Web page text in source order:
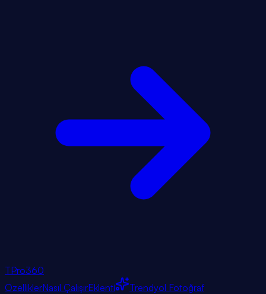
TPro360
ÖzelliklerNasıl ÇalışırEklenti
Trendyol Fotoğraf